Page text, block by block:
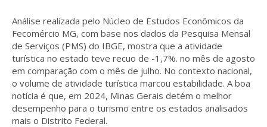
Análise realizada pelo Núcleo de Estudos Econômicos da
Fecomércio MG, com base nos dados da Pesquisa Mensal
de Serviços (PMS) do IBGE, mostra que a atividade
turística no estado teve recuo de -1,7%. no mês de agosto
em comparação com o mês de julho. No contexto nacional,
o volume de atividade turística marcou estabilidade. A boa
notícia é que, em 2024, Minas Gerais detém o melhor
desempenho para o turismo entre os estados analisados
mais o Distrito Federal.